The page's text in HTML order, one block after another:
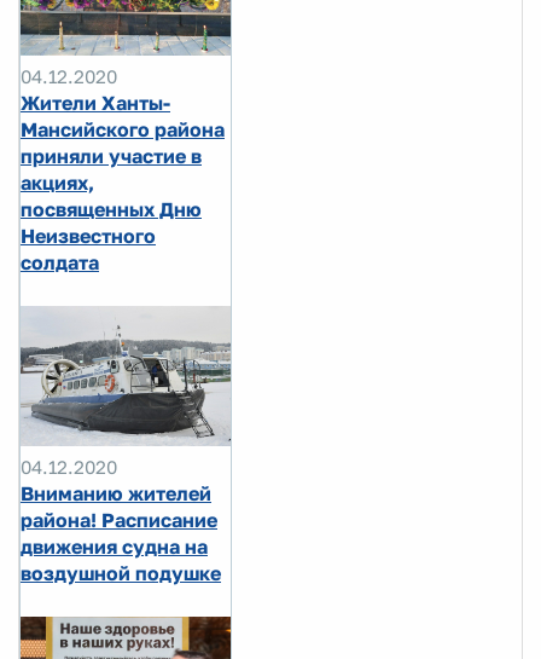
04.12.2020
Жители Ханты-
Мансийского района
приняли участие в
акциях,
посвященных Дню
Неизвестного
солдата
04.12.2020
Вниманию жителей
района! Расписание
движения судна на
воздушной подушке